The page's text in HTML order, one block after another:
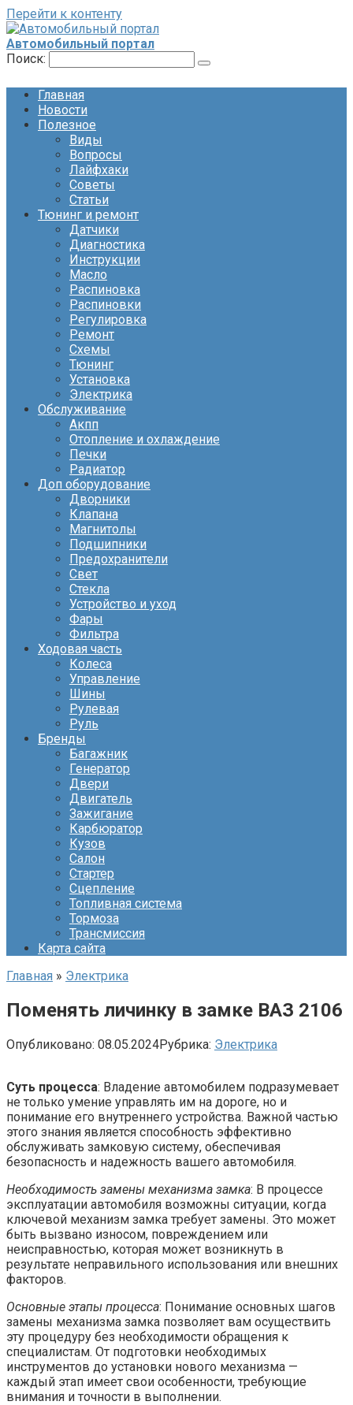
Перейти к контенту
Автомобильный портал
Поиск:
Главная
Новости
Полезное
Виды
Вопросы
Лайфхаки
Советы
Статьи
Тюнинг и ремонт
Датчики
Диагностика
Инструкции
Масло
Распиновка
Распиновки
Регулировка
Ремонт
Схемы
Тюнинг
Установка
Электрика
Обслуживание
Акпп
Отопление и охлаждение
Печки
Радиатор
Доп оборудование
Дворники
Клапана
Магнитолы
Подшипники
Предохранители
Свет
Стекла
Устройство и уход
Фары
Фильтра
Ходовая часть
Колеса
Управление
Шины
Рулевая
Руль
Бренды
Багажник
Генератор
Двери
Двигатель
Зажигание
Карбюратор
Кузов
Салон
Стартер
Сцепление
Топливная система
Тормоза
Трансмиссия
Карта сайта
Главная » Электрика
Поменять личинку в замке ВАЗ 2106
Опубликовано: 08.05.2024Рубрика: Электрика
Суть процесса: Владение автомобилем подразумевает
не только умение управлять им на дороге, но и
понимание его внутреннего устройства. Важной частью
этого знания является способность эффективно
обслуживать замковую систему, обеспечивая
безопасность и надежность вашего автомобиля.
Необходимость замены механизма замка: В процессе
эксплуатации автомобиля возможны ситуации, когда
ключевой механизм замка требует замены. Это может
быть вызвано износом, повреждением или
неисправностью, которая может возникнуть в
результате неправильного использования или внешних
факторов.
Основные этапы процесса: Понимание основных шагов
замены механизма замка позволяет вам осуществить
эту процедуру без необходимости обращения к
специалистам. От подготовки необходимых
инструментов до установки нового механизма —
каждый этап имеет свои особенности, требующие
внимания и точности в выполнении.